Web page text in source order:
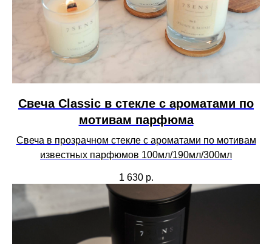
Свеча Сlassic в стекле с ароматами по
мотивам парфюма
Свеча в прозрачном стекле с ароматами по мотивам
известных парфюмов 100мл/190мл/300мл
1 630 р.